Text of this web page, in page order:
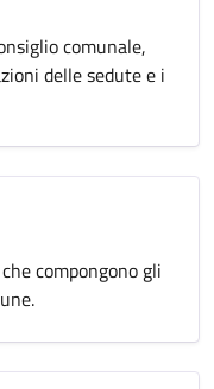
comunale,
delle sedute e i
compongono gli